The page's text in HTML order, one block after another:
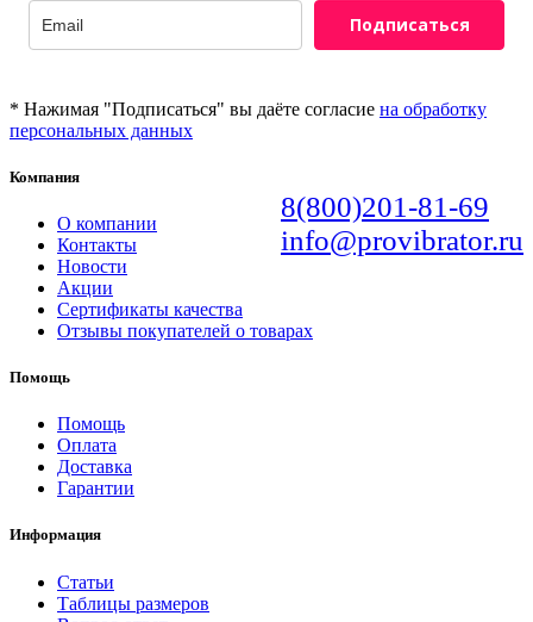
Подписаться
* Нажимая "Подписаться" вы даёте согласие на обработку
персональных данных
8(800)201-81-69
info@provibrator.ru
Компания
О компании
Контакты
Новости
Акции
Сертификаты качества
Отзывы покупателей о товарах
Помощь
Помощь
Оплата
Доставка
Гарантии
Информация
Статьи
Таблицы размеров